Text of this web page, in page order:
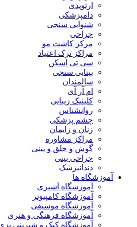
ارتوپدی
دامپزشکی
شنوایی سنجی
جراحی
مرکز کاشت مو
مراکز ترک اعتیاد
سی تی اسکن
بینایی سنجی
سالمندان
ام آر آی
کلینیک زیبایی
روانشناس
چشم پزشکی
زنان و زایمان
مراکز مشاوره
گوش و حلق و بینی
جراحی بینی
دندانپزشک
آموزشگاه ها
آموزشگاه آشپزی
آموزشگاه کامپیوتر
آموزشگاه موسیقی
آموزشگاه فرهنگی و هنری
آموزشگاه کیک و شیرینی پزی